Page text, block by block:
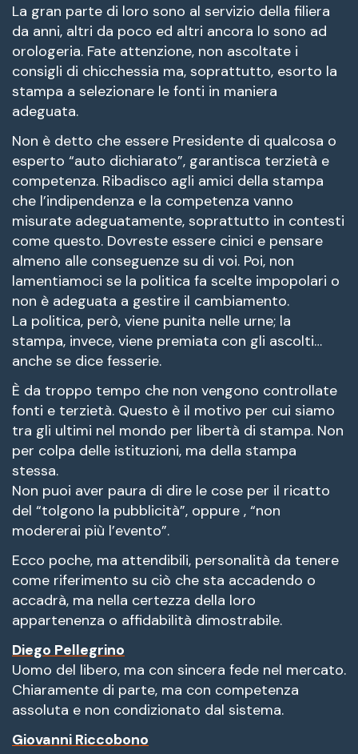
La gran parte di loro sono al servizio della filiera
da anni, altri da poco ed altri ancora lo sono ad
orologeria. Fate attenzione, non ascoltate i
consigli di chicchessia ma, soprattutto, esorto la
stampa a selezionare le fonti in maniera
adeguata.
Non è detto che essere Presidente di qualcosa o
esperto “auto dichiarato”, garantisca terzietà e
competenza. Ribadisco agli amici della stampa
che l’indipendenza e la competenza vanno
misurate adeguatamente, soprattutto in contesti
come questo. Dovreste essere cinici e pensare
almeno alle conseguenze su di voi. Poi, non
lamentiamoci se la politica fa scelte impopolari o
non è adeguata a gestire il cambiamento.
La politica, però, viene punita nelle urne; la
stampa, invece, viene premiata con gli ascolti…
anche se dice fesserie.
È da troppo tempo che non vengono controllate
fonti e terzietà. Questo è il motivo per cui siamo
tra gli ultimi nel mondo per libertà di stampa. Non
per colpa delle istituzioni, ma della stampa
stessa.
Non puoi aver paura di dire le cose per il ricatto
del “tolgono la pubblicità”, oppure , “non
modererai più l’evento”.
Ecco poche, ma attendibili, personalità da tenere
come riferimento su ciò che sta accadendo o
accadrà, ma nella certezza della loro
appartenenza o affidabilità dimostrabile.
Diego Pellegrino
Uomo del libero, ma con sincera fede nel mercato.
Chiaramente di parte, ma con competenza
assoluta e non condizionato dal sistema.
Giovanni Riccobono